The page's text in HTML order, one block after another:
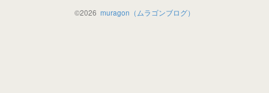
©2026 muragon（ムラゴンブログ）